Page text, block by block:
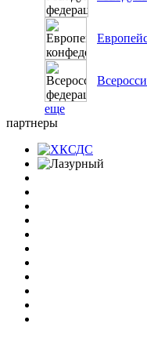
еще
партнеры